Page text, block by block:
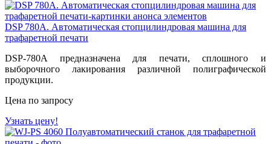
DSP 780A. Автоматическая стопцилиндровая машина для
трафаретной печати
DSP-780A предназначена для печати, сплошного и
выборочного лакирования различной полиграфической
продукции.
Цена по запросу
Узнать цену!